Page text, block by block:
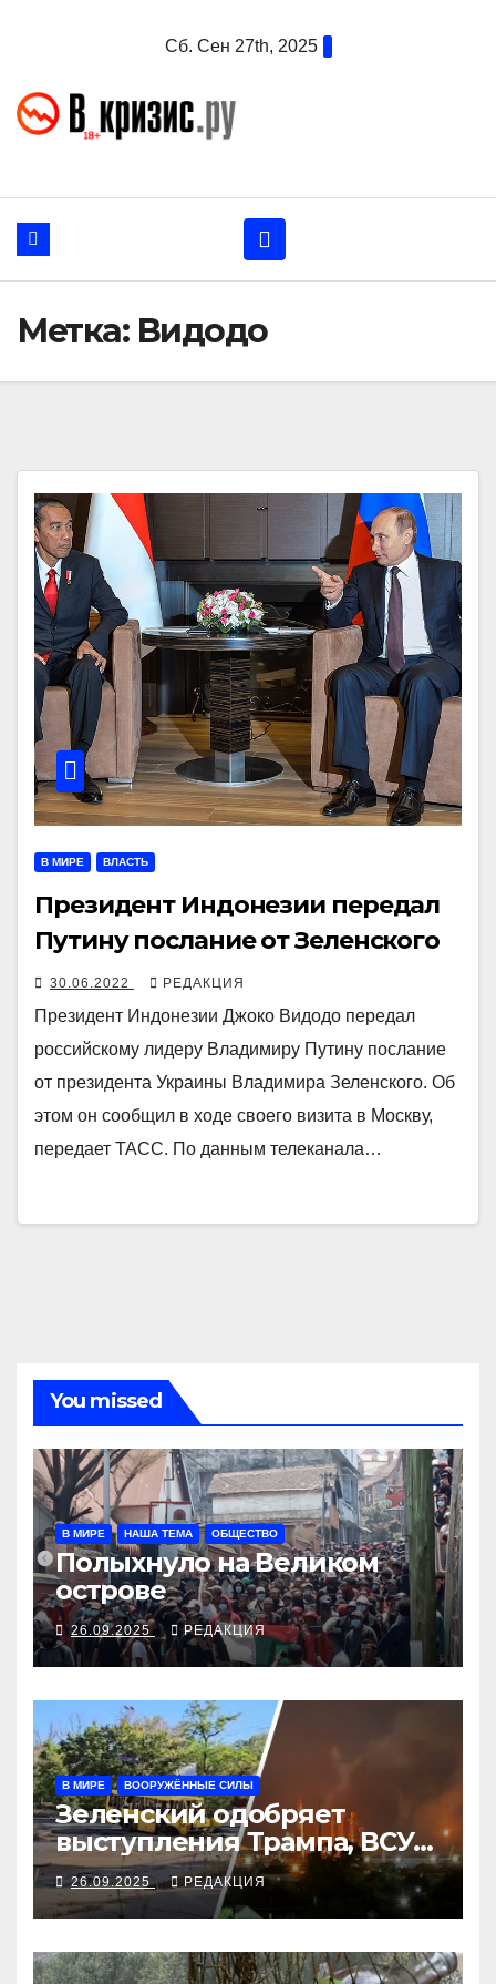
Сб. Сен 27th, 2025
Метка: Видодо
В МИРЕ ВЛАСТЬ
Президент Индонезии передал
Путину послание от Зеленского
30.06.2022 РЕДАКЦИЯ
Президент Индонезии Джоко Видодо передал
российскому лидеру Владимиру Путину послание
от президента Украины Владимира Зеленского. Об
этом он сообщил в ходе своего визита в Москву,
передает ТАСС. По данным телеканала…
You missed
В МИРЕ НАША ТЕМА ОБЩЕСТВО
Полыхнуло на Великом
острове
26.09.2025 РЕДАКЦИЯ
В МИРЕ ВООРУЖЁННЫЕ СИЛЫ
Зеленский одобряет
выступления Трампа, ВСУ
закрыли Добропольский
рубеж
26.09.2025 РЕДАКЦИЯ